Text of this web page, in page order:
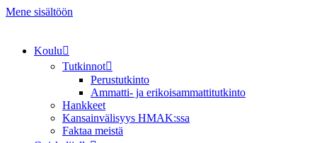
Mene sisältöön
Koulu
Tutkinnot
Perustutkinto
Ammatti- ja erikoisammattitutkinto
Hankkeet
Kansainvälisyys HMAK:ssa
Faktaa meistä